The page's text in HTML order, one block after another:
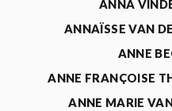
ANNA
ANNAÏSSE VAN
ANNE
ANNE FRANÇOISE
ANNE MARIE